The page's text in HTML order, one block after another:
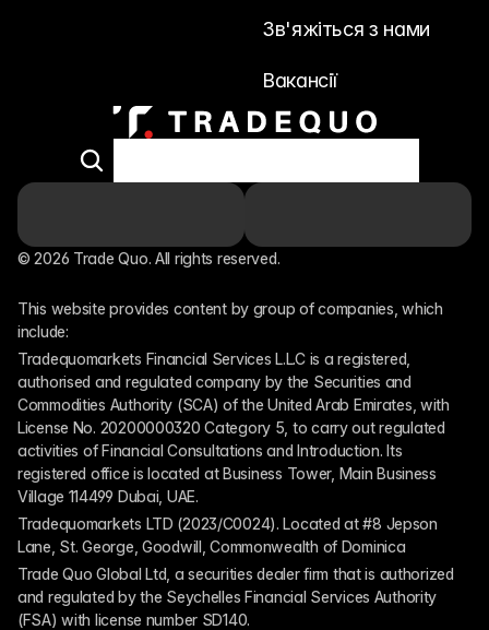
Зв'яжіться з нами
Вакансії
© 2026 Trade Quo. All rights reserved.
This website provides content by group of companies, which
include:
Tradequomarkets Financial Services L.L.C is a registered,
authorised and regulated company by the Securities and
Commodities Authority (SCA) of the United Arab Emirates, with
License No. 20200000320 Category 5, to carry out regulated
activities of Financial Consultations and Introduction. Its
registered office is located at Business Tower, Main Business
Village 114499 Dubai, UAE.
Tradequomarkets LTD (2023/C0024). Located at #8 Jepson
Lane, St. George, Goodwill, Commonwealth of Dominica
Trade Quo Global Ltd, a securities dealer firm that is authorized
and regulated by the Seychelles Financial Services Authority
(FSA) with license number SD140.